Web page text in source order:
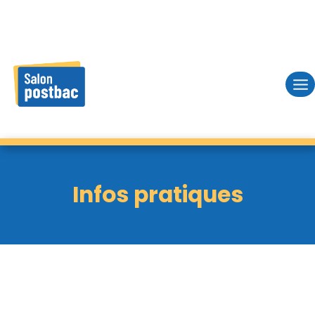
content
Infos pratiques